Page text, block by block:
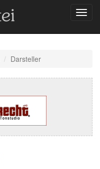
Darsteller